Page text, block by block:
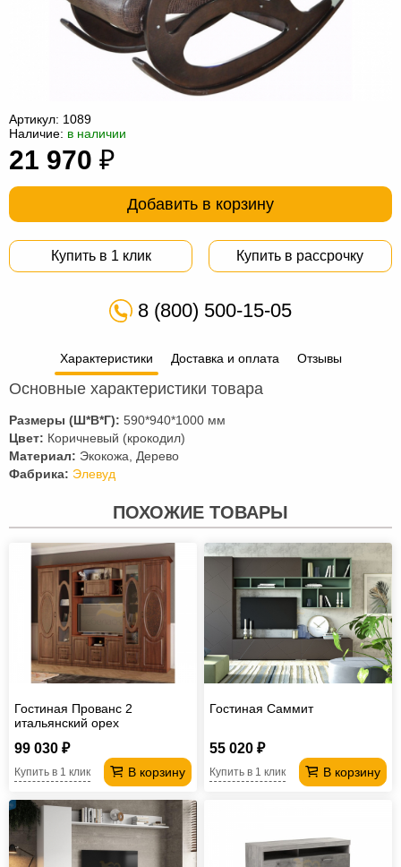
ванной
трансформер
Матрасы
Кресла-
ротанга
мебель
Косметологическое
Артикул: 1089
Наличие: в наличии
21 970 ₽
Добавить в корзину
Купить в 1 клик Купить в рассрочку
8 (800) 500-15-05
Характеристики Доставка и оплата Отзывы
Основные характеристики товара
Размеры (Ш*В*Г): 590*940*1000 мм
Цвет: Коричневый (крокодил)
Материал: Экокожа, Дерево
Фабрика: Элевуд
ПОХОЖИЕ ТОВАРЫ
Гостиная Прованс 2
итальянский орех
99 030 ₽
В корзину
Купить в 1 клик
Гостиная Саммит
55 020 ₽
В корзину
Купить в 1 клик